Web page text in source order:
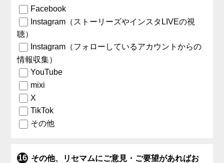
Facebook
Instagram（ストーリーズやインスタLIVEの視
聴）
Instagram（フォローしているアカウントからの
情報収集）
YouTube
mixi
X
TikTok
その他
その他、リセマムにご意見・ご要望があればお